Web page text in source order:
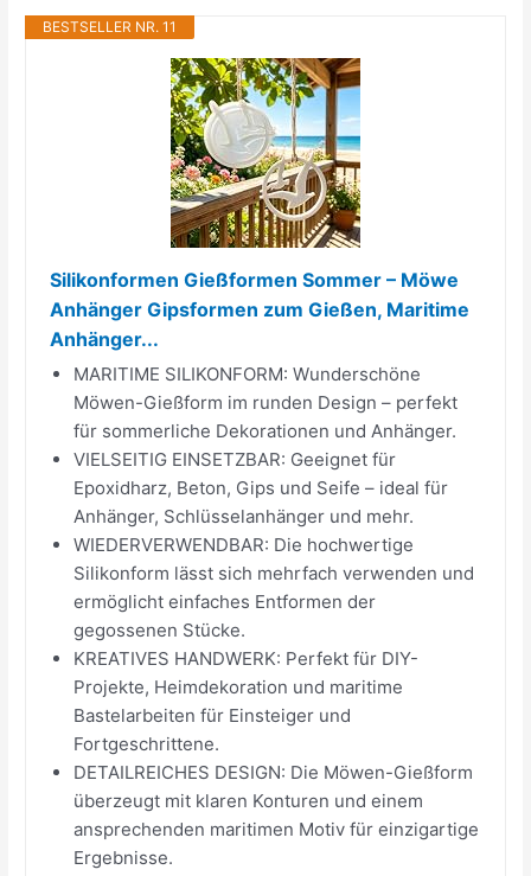
BESTSELLER NR. 11
Silikonformen Gießformen Sommer – Möwe
Anhänger Gipsformen zum Gießen, Maritime
Anhänger...
MARITIME SILIKONFORM: Wunderschöne
Möwen-Gießform im runden Design – perfekt
für sommerliche Dekorationen und Anhänger.
VIELSEITIG EINSETZBAR: Geeignet für
Epoxidharz, Beton, Gips und Seife – ideal für
Anhänger, Schlüsselanhänger und mehr.
WIEDERVERWENDBAR: Die hochwertige
Silikonform lässt sich mehrfach verwenden und
ermöglicht einfaches Entformen der
gegossenen Stücke.
KREATIVES HANDWERK: Perfekt für DIY-
Projekte, Heimdekoration und maritime
Bastelarbeiten für Einsteiger und
Fortgeschrittene.
DETAILREICHES DESIGN: Die Möwen-Gießform
überzeugt mit klaren Konturen und einem
ansprechenden maritimen Motiv für einzigartige
Ergebnisse.